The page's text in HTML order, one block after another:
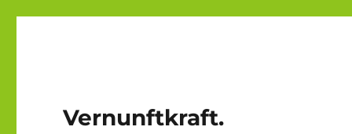
Vernunftkraft.